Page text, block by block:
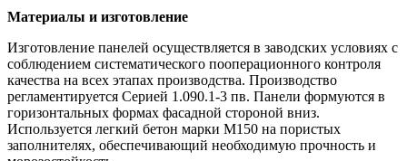
Материалы и изготовление
Изготовление панелей осуществляется в заводских условиях с
соблюдением систематического пооперационного контроля
качества на всех этапах производства. Производство
регламентируется Серией 1.090.1-3 пв. Панели формуются в
горизонтальных формах фасадной стороной вниз.
Используется легкий бетон марки М150 на пористых
заполнителях, обеспечивающий необходимую прочность и